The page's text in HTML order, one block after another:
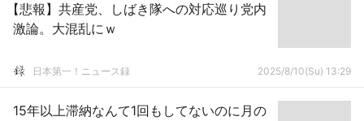
【悲報】共産党、しばき隊への対応巡り党内
激論。大混乱にｗ
日本第一！ニュース録 2025/8/10(Su) 13:29
15年以上滞納なんて1回もしてないのに月の